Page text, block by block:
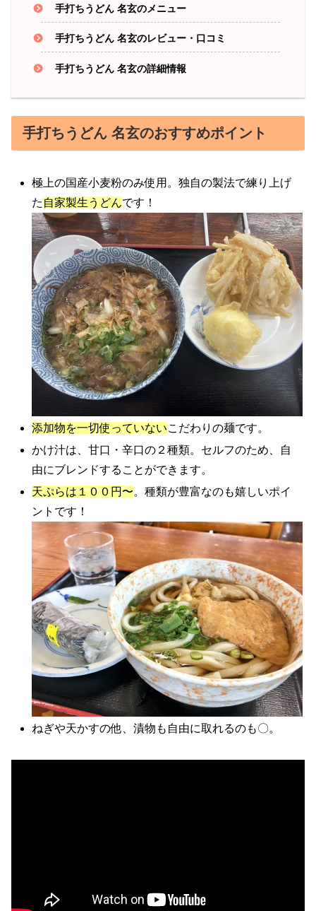
手打ちうどん 名玄のメニュー
手打ちうどん 名玄のレビュー・口コミ
手打ちうどん 名玄の詳細情報
手打ちうどん 名玄のおすすめポイント
極上の国産小麦粉のみ使用。独自の製法で練り上げ
た 自家製生うどんです！
添加物を一切使っていないこだわりの麺です。
かけ汁は、甘口・辛口の２種類。セルフのため、自
由にブレンドすることができます。
天ぷらは１００円〜。種類が豊富なのも嬉しいポイ
ントです！
ねぎや天かすの他、漬物も自由に取れるのも〇。